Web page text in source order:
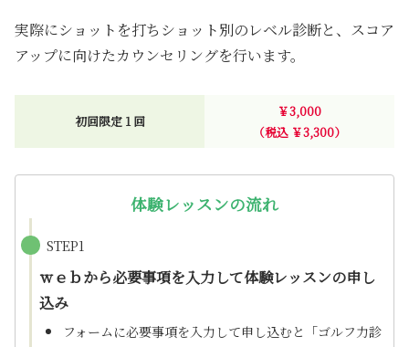
実際にショットを打ちショット別のレベル診断と、スコア
アップに向けたカウンセリングを行います。
初回限定 1 回
￥3,000
（税込 ￥3,300）
体験レッスンの流れ
STEP1
ｗｅｂから必要事項を入力して体験レッスンの申し
込み
フォームに必要事項を入力して申し込むと「ゴルフ力診